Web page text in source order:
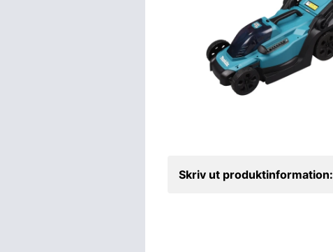
Skriv ut produktinformation: